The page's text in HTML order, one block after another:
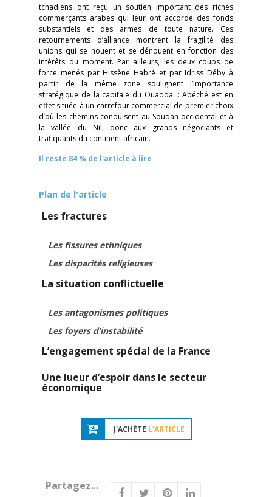
tchadiens ont reçu un soutien important des riches
commerçants arabes qui leur ont accordé des fonds
substantiels et des armes de toute nature. Ces
retournements d’alliance montrent la fragilité des
unions qui se nouent et se dénouent en fonction des
intérêts du moment. Par ailleurs, les deux coups de
force menés par Hissène Habré et par Idriss Déby à
partir de la même zone soulignent l’importance
stratégique de la capitale du Ouaddai : Abéché est en
effet située à un carrefour commercial de premier choix
d’où les chemins conduisent au Soudan occidental et à
la vallée du Nil, donc aux grands négociants et
trafiquants du continent africain.
Il reste 84 % de l'article à lire
Plan de l'article
Les fractures
Les fissures ethniques
Les disparités religieuses
La situation conflictuelle
Les antagonismes politiques
Les foyers d’instabilité
L’engagement spécial de la France
Une lueur d’espoir dans le secteur
économique
J'ACHÈTE L'ARTICLE
Partagez...